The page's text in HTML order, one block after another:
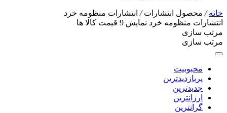
خانه/ محصول انتشارات/ انتشارات منظومه خرد
انتشارات منظومه خرد نمایش 9 قیمت کالا ها
مرتب سازی
مرتب سازی
محبوبیت
پربازدیدترین
جدیدترین
ارزانترین
گرانترین